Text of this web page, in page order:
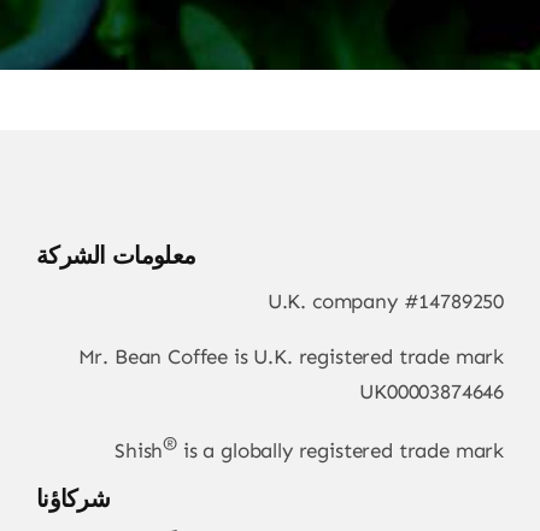
معلومات الشركة
U.K. company #14789250
Mr. Bean Coffee is U.K. registered trade mark
UK00003874646
Shish® is a globally registered trade mark
شركاؤنا